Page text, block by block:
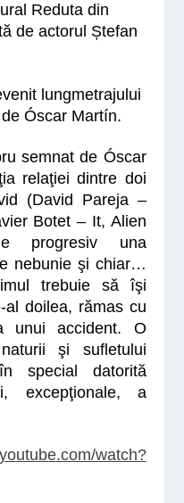
Reduta din
de actorul Ștefan
lungmetrajului
deÓscar Martín.
semnat de Óscar
relaţiei dintre doi
(David Pareja –
Botet – It, Alien
progresiv una
nebunie şi chiar…
trebuie să îşi
al doilea, rămas cu
unui accident. O
şi sufletului
special datorită
excepţionale, a
watch?